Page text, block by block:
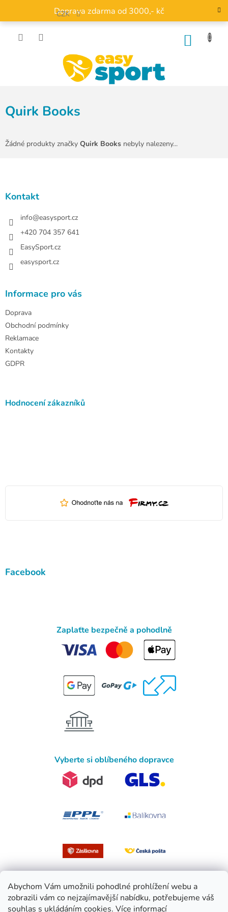
Abychom Vám umožnili pohodlné prohlížení webu a
zobrazili vám co nejzajímavější nabídku, potřebujeme váš
souhlas s ukládáním cookies. Více informací
obsah
Doprava zdarma od 3000,- kč
CZK
Quirk Books
Žádné produkty značky Quirk Books nebyly nalezeny...
Kontakt
info@easysport.cz
+420 704 357 641
EasySport.cz
easysport.cz
Informace pro vás
Doprava
Obchodní podmínky
Reklamace
Kontakty
GDPR
Hodnocení zákazníků
Facebook
Zaplaťte bezpečně a pohodlně
Vyberte si oblíbeného dopravce